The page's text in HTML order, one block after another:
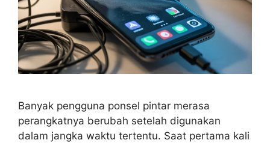
Banyak pengguna ponsel pintar merasa
perangkatnya berubah setelah digunakan
dalam jangka waktu tertentu. Saat pertama kali